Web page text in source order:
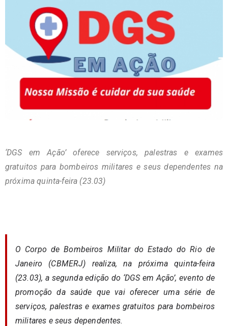
‘DGS em Ação’ oferece serviços, palestras e exames
gratuitos para bombeiros militares e seus dependentes na
próxima quinta-feira (23.03)
O Corpo de Bombeiros Militar do Estado do Rio de
Janeiro (CBMERJ) realiza, na próxima quinta-feira
(23.03), a segunda edição do ‘DGS em Ação’, evento de
promoção da saúde que vai oferecer uma série de
serviços, palestras e exames gratuitos para bombeiros
militares e seus dependentes.